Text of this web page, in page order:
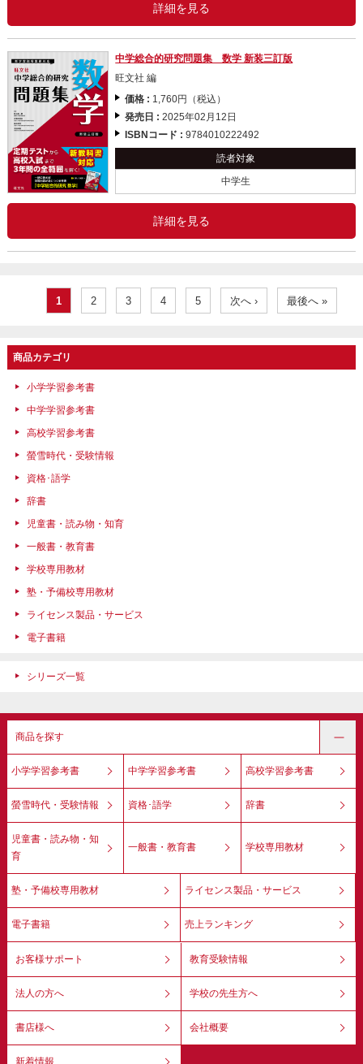
詳細を見る
中学総合的研究問題集 数学 新装三訂版
旺文社 編
価格 : 1,760円（税込）
発売日 :2025年02月12日
ISBNコード :9784010222492
読者対象
中学生
詳細を見る
1 2 3 4 5 次へ › 最後へ »
商品カテゴリ
小学学習参考書
中学学習参考書
高校学習参考書
螢雪時代・受験情報
資格･語学
辞書
児童書・読み物・知育
一般書・教育書
学校専用教材
塾・予備校専用教材
ライセンス製品・サービス
電子書籍
シリーズ一覧
商品を探す
小学学習参考書 中学学習参考書 高校学習参考書
螢雪時代・受験情報 資格･語学 辞書
児童書・読み物・知
育
一般書・教育書 学校専用教材
塾・予備校専用教材 ライセンス製品・サービス
電子書籍 売上ランキング
お客様サポート 教育受験情報
法人の方へ 学校の先生方へ
書店様へ 会社概要
新着情報